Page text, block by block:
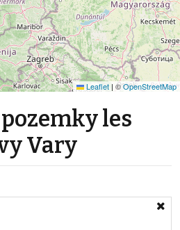
Leaflet | ©OpenStreetMap
les
Vary